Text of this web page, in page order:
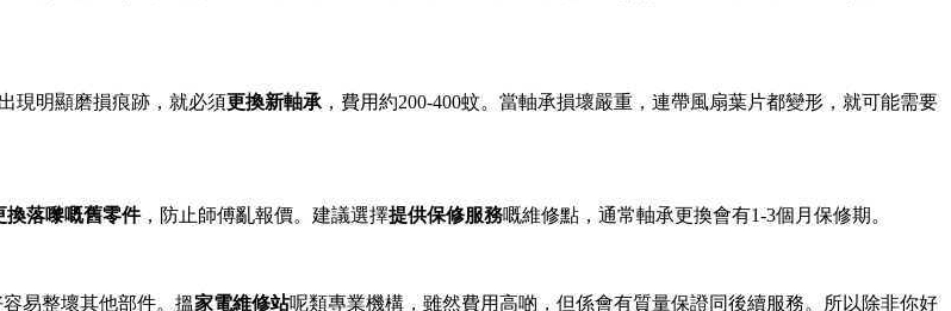
現明顯磨損痕跡，就必須更換新軸承 ，費用約200-400蚊。當軸承損壞嚴重，連帶風扇葉片都變形，就可能需要
換落嚟嘅舊零件，防止師傅亂報價。建議選擇提供保修服務嘅維修點，通常軸承更換會有1-3個月保修期。
易整壞其他部件。搵家電維修站呢類專業機構，雖然費用高啲，但係會有質量保證同後續服務。所以除非你好